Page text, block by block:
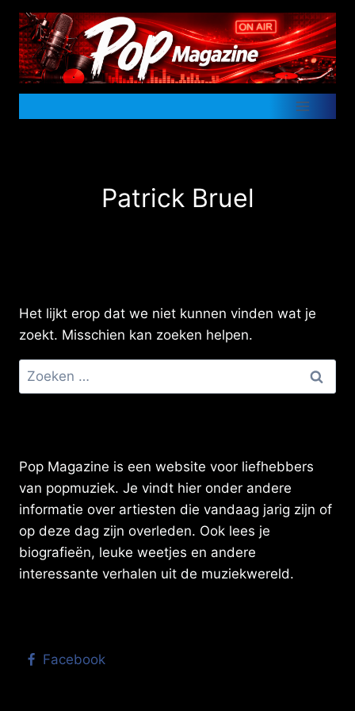
Doorgaan
naar
inhoud
Patrick Bruel
Het lijkt erop dat we niet kunnen vinden wat je
zoekt. Misschien kan zoeken helpen.
Zoeken
naar:
Pop Magazine is een website voor liefhebbers
van popmuziek. Je vindt hier onder andere
informatie over artiesten die vandaag jarig zijn of
op deze dag zijn overleden. Ook lees je
biografieën, leuke weetjes en andere
interessante verhalen uit de muziekwereld.
Facebook